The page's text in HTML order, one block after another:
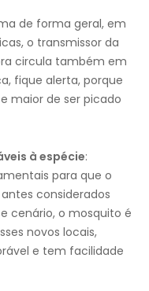
de forma geral, em
o transmissor da
circula também em
fique alerta, porque
maior de ser picado
à espécie:
para que o
considerados
cenário, o mosquito é
novos locais,
e tem facilidade